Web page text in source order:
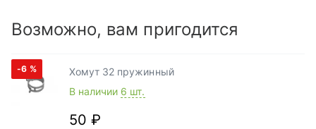
Возможно, вам пригодится
-6 %
Хомут 32 пружинный
В наличии 6 шт.
50 ₽